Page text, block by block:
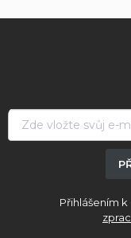
Přihlášením